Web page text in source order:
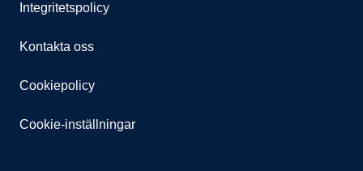
Integritetspolicy
Kontakta oss
Cookiepolicy
Cookie-inställningar